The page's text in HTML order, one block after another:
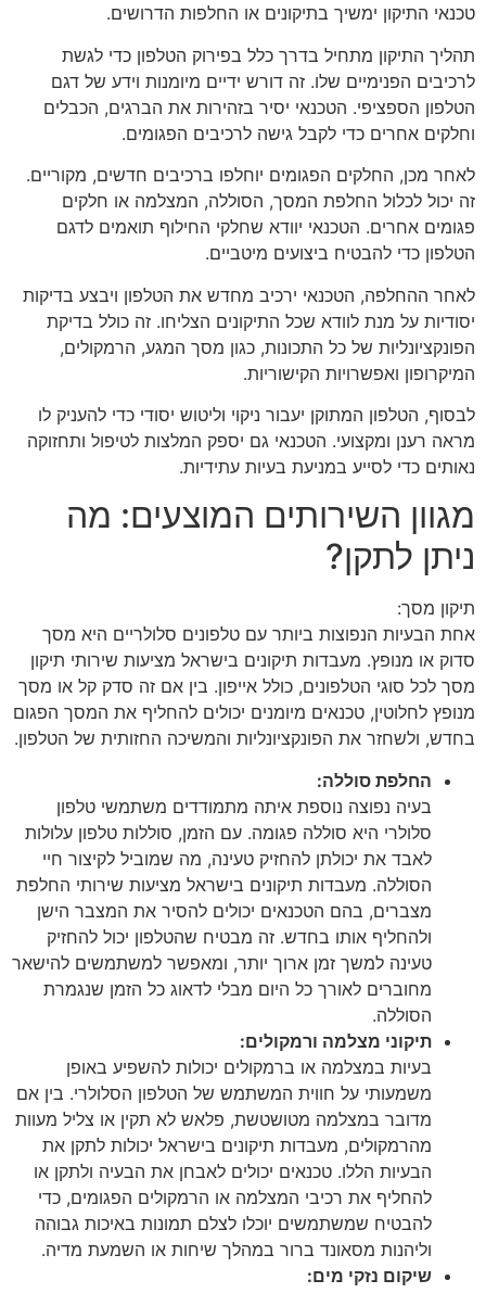
טכנאי התיקון ימשיך בתיקונים או החלפות הדרושים.
תהליך התיקון מתחיל בדרך כלל בפירוק הטלפון כדי לגשת
לרכיבים הפנימיים שלו. זה דורש ידיים מיומנות וידע של דגם
הטלפון הספציפי. הטכנאי יסיר בזהירות את הברגים, הכבלים
וחלקים אחרים כדי לקבל גישה לרכיבים הפגומים.
לאחר מכן, החלקים הפגומים יוחלפו ברכיבים חדשים, מקוריים.
זה יכול לכלול החלפת המסך, הסוללה, המצלמה או חלקים
פגומים אחרים. הטכנאי יוודא שחלקי החילוף תואמים לדגם
הטלפון כדי להבטיח ביצועים מיטביים.
לאחר ההחלפה, הטכנאי ירכיב מחדש את הטלפון ויבצע בדיקות
יסודיות על מנת לוודא שכל התיקונים הצליחו. זה כולל בדיקת
הפונקציונליות של כל התכונות, כגון מסך המגע, הרמקולים,
המיקרופון ואפשרויות הקישוריות.
לבסוף, הטלפון המתוקן יעבור ניקוי וליטוש יסודי כדי להעניק לו
מראה רענן ומקצועי. הטכנאי גם יספק המלצות לטיפול ותחזוקה
נאותים כדי לסייע במניעת בעיות עתידיות.
מגוון השירותים המוצעים: מה
ניתן לתקן?
תיקון מסך:
אחת הבעיות הנפוצות ביותר עם טלפונים סלולריים היא מסך
סדוק או מנופץ. מעבדות תיקונים בישראל מציעות שירותי תיקון
מסך לכל סוגי הטלפונים, כולל אייפון. בין אם זה סדק קל או מסך
מנופץ לחלוטין, טכנאים מיומנים יכולים להחליף את המסך הפגום
בחדש, ולשחזר את הפונקציונליות והמשיכה החזותית של הטלפון.
החלפת סוללה:
בעיה נפוצה נוספת איתה מתמודדים משתמשי טלפון
סלולרי היא סוללה פגומה. עם הזמן, סוללות טלפון עלולות
לאבד את יכולתן להחזיק טעינה, מה שמוביל לקיצור חיי
הסוללה. מעבדות תיקונים בישראל מציעות שירותי החלפת
מצברים, בהם הטכנאים יכולים להסיר את המצבר הישן
ולהחליף אותו בחדש. זה מבטיח שהטלפון יכול להחזיק
טעינה למשך זמן ארוך יותר, ומאפשר למשתמשים להישאר
מחוברים לאורך כל היום מבלי לדאוג כל הזמן שנגמרת
הסוללה.
תיקוני מצלמה ורמקולים:
בעיות במצלמה או ברמקולים יכולות להשפיע באופן
משמעותי על חווית המשתמש של הטלפון הסלולרי. בין אם
מדובר במצלמה מטושטשת, פלאש לא תקין או צליל מעוות
מהרמקולים, מעבדות תיקונים בישראל יכולות לתקן את
הבעיות הללו. טכנאים יכולים לאבחן את הבעיה ולתקן או
להחליף את רכיבי המצלמה או הרמקולים הפגומים, כדי
להבטיח שמשתמשים יוכלו לצלם תמונות באיכות גבוהה
וליהנות מסאונד ברור במהלך שיחות או השמעת מדיה.
שיקום נזקי מים: